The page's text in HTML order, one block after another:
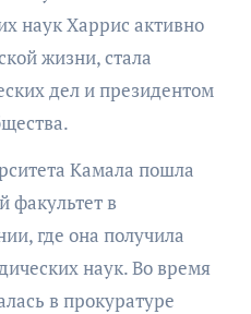
наук Харрис активно
жизни, стала
дел и президентом
Камала пошла
факультет в
где она получила
наук. Во время
в прокуратуре